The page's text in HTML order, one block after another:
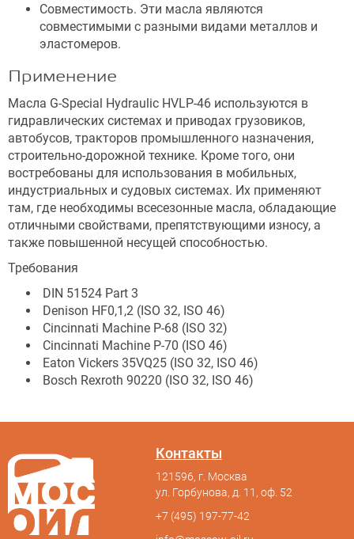
Совместимость. Эти масла являются
совместимыми с разными видами металлов и
эластомеров.
Применение
Масла G-Special Hydraulic HVLP-46 используются в
гидравлических системах и приводах грузовиков,
автобусов, тракторов промышленного назначения,
строительно-дорожной технике. Кроме того, они
востребованы для использования в мобильных,
индустриальных и судовых системах. Их применяют
там, где необходимы всесезонные масла, обладающие
отличными свойствами, препятствующими износу, а
также повышенной несущей способностью.
Требования
DIN 51524 Part 3
Denison HF0,1,2 (ISО 32, ISО 46)
Cincinnati Machine P-68 (ISО 32)
Cincinnati Machine Р-70 (ISО 46)
Eaton Vickers 35VQ25 (ISО 32, ISО 46)
Bosch Rexroth 90220 (ISО 32, ISО 46)
Контакты
121596, г. Москва
ул. Горбунова, д. 11, оф. 52
+7 (495) 197-77-42